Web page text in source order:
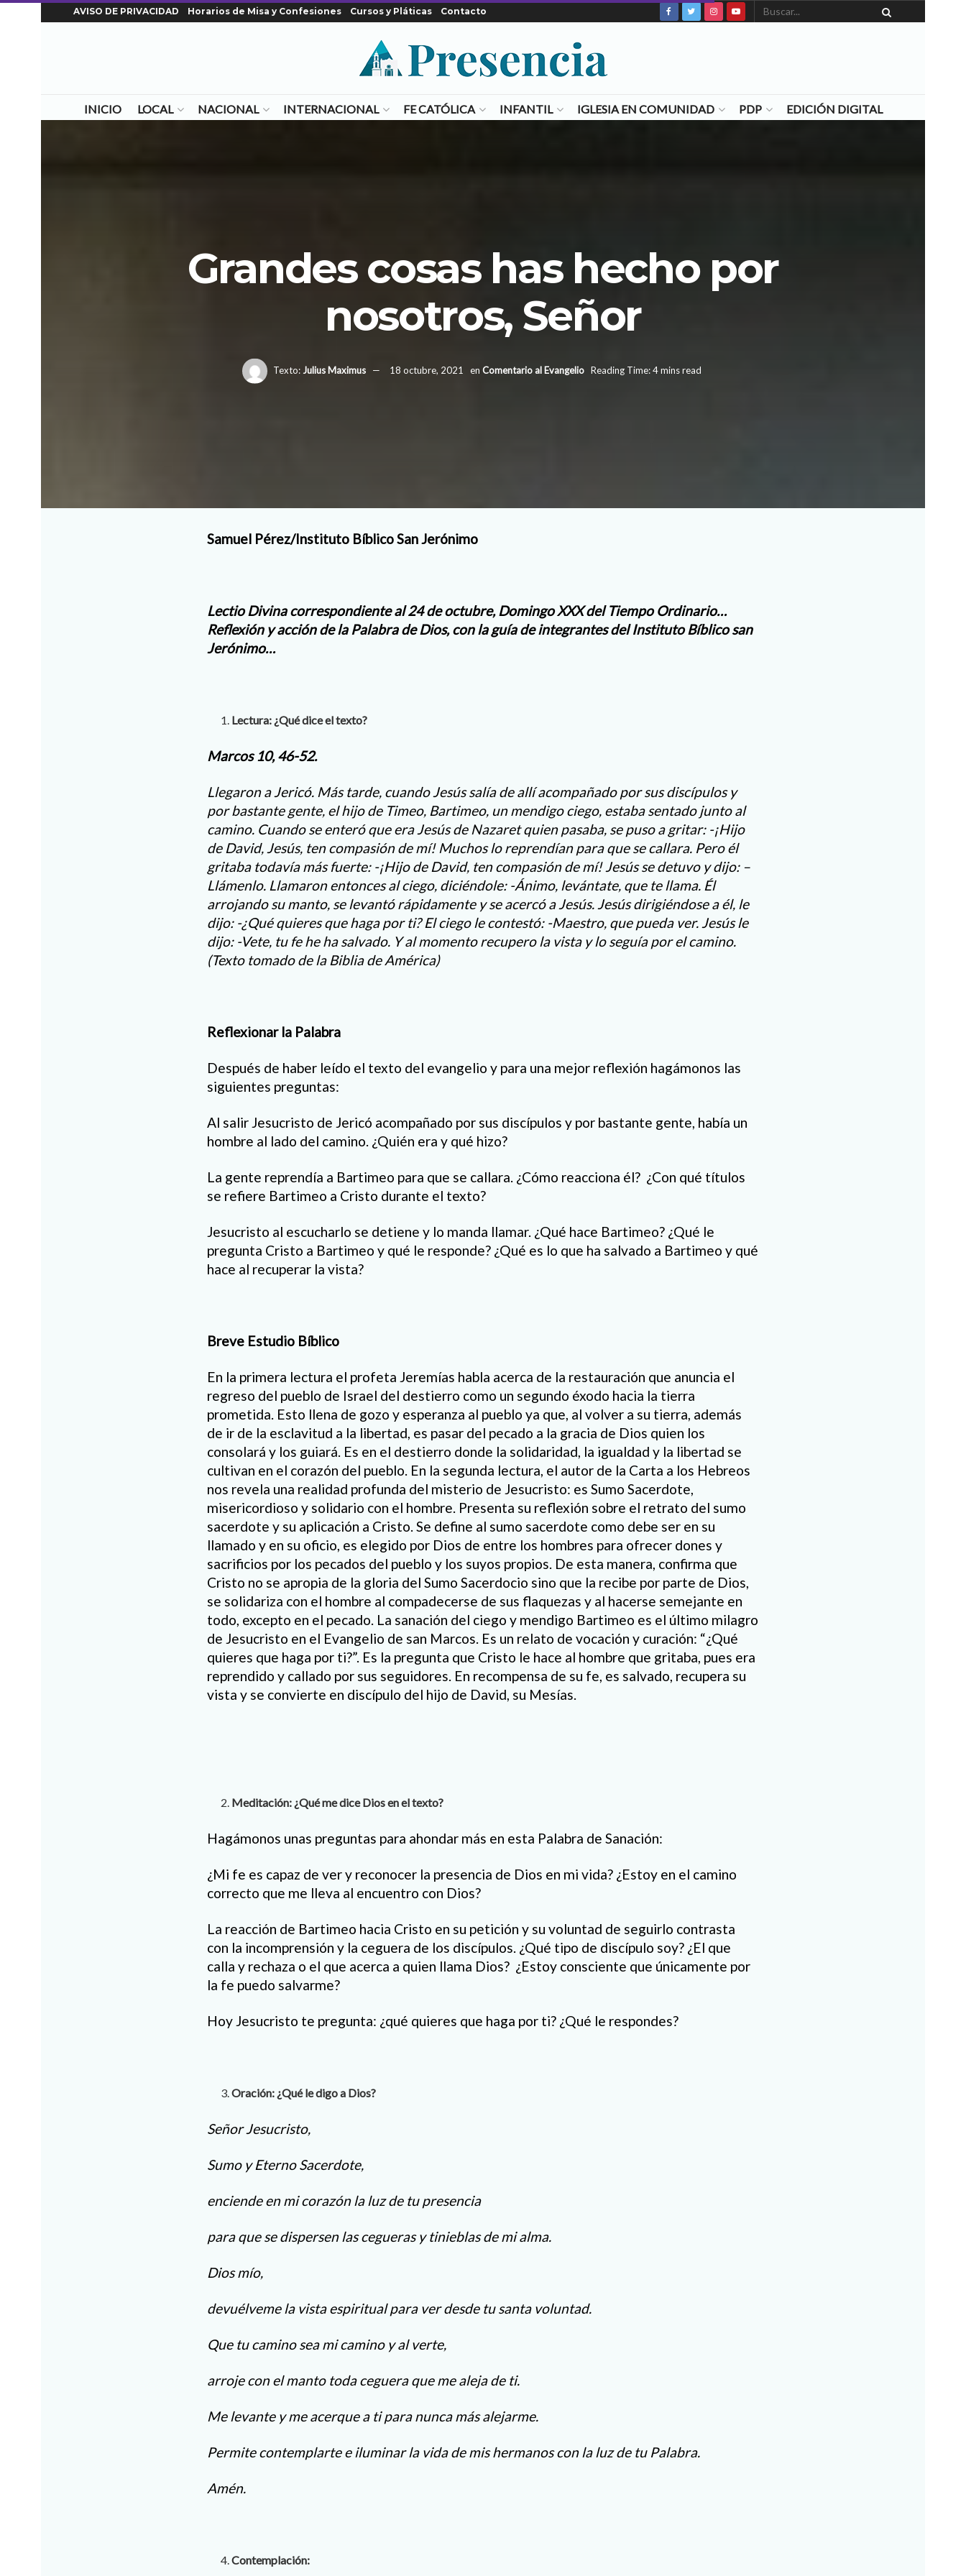
AVISO DE PRIVACIDAD Horarios de Misa y Confesiones Cursos y Pláticas Contacto
INICIO LOCAL NACIONAL INTERNACIONAL FE CATÓLICA INFANTIL IGLESIA EN COMUNIDAD PDP EDICIÓN DIGITAL
Grandes cosas has hecho por
nosotros, Señor
Texto: Julius Maximus 18 octubre, 2021 en Comentario al Evangelio Reading Time: 4 mins read
Samuel Pérez/Instituto Bíblico San Jerónimo
Lectio Divina correspondiente al 24 de octubre, Domingo XXX del Tiempo Ordinario…
Reflexión y acción de la Palabra de Dios, con la guía de integrantes del Instituto Bíblico san
Jerónimo…
Lectura: ¿Qué dice el texto?
Marcos 10, 46-52.
Llegaron a Jericó. Más tarde, cuando Jesús salía de allí acompañado por sus discípulos y
por bastante gente, el hijo de Timeo, Bartimeo, un mendigo ciego, estaba sentado junto al
camino. Cuando se enteró que era Jesús de Nazaret quien pasaba, se puso a gritar: -¡Hijo
de David, Jesús, ten compasión de mí! Muchos lo reprendían para que se callara. Pero él
gritaba todavía más fuerte: -¡Hijo de David, ten compasión de mí! Jesús se detuvo y dijo: –
Llámenlo. Llamaron entonces al ciego, diciéndole: -Ánimo, levántate, que te llama. Él
arrojando su manto, se levantó rápidamente y se acercó a Jesús. Jesús dirigiéndose a él, le
dijo: -¿Qué quieres que haga por ti? El ciego le contestó: -Maestro, que pueda ver. Jesús le
dijo: -Vete, tu fe he ha salvado. Y al momento recupero la vista y lo seguía por el camino.
(Texto tomado de la Biblia de América)
Reflexionar la Palabra
Después de haber leído el texto del evangelio y para una mejor reflexión hagámonos las
siguientes preguntas:
Al salir Jesucristo de Jericó acompañado por sus discípulos y por bastante gente, había un
hombre al lado del camino. ¿Quién era y qué hizo?
La gente reprendía a Bartimeo para que se callara. ¿Cómo reacciona él? ¿Con qué títulos
se refiere Bartimeo a Cristo durante el texto?
Jesucristo al escucharlo se detiene y lo manda llamar. ¿Qué hace Bartimeo? ¿Qué le
pregunta Cristo a Bartimeo y qué le responde? ¿Qué es lo que ha salvado a Bartimeo y qué
hace al recuperar la vista?
Breve Estudio Bíblico
En la primera lectura el profeta Jeremías habla acerca de la restauración que anuncia el
regreso del pueblo de Israel del destierro como un segundo éxodo hacia la tierra
prometida. Esto llena de gozo y esperanza al pueblo ya que, al volver a su tierra, además
de ir de la esclavitud a la libertad, es pasar del pecado a la gracia de Dios quien los
consolará y los guiará. Es en el destierro donde la solidaridad, la igualdad y la libertad se
cultivan en el corazón del pueblo. En la segunda lectura, el autor de la Carta a los Hebreos
nos revela una realidad profunda del misterio de Jesucristo: es Sumo Sacerdote,
misericordioso y solidario con el hombre. Presenta su reflexión sobre el retrato del sumo
sacerdote y su aplicación a Cristo. Se define al sumo sacerdote como debe ser en su
llamado y en su oficio, es elegido por Dios de entre los hombres para ofrecer dones y
sacrificios por los pecados del pueblo y los suyos propios. De esta manera, confirma que
Cristo no se apropia de la gloria del Sumo Sacerdocio sino que la recibe por parte de Dios,
se solidariza con el hombre al compadecerse de sus flaquezas y al hacerse semejante en
todo, excepto en el pecado. La sanación del ciego y mendigo Bartimeo es el último milagro
de Jesucristo en el Evangelio de san Marcos. Es un relato de vocación y curación: “¿Qué
quieres que haga por ti?”. Es la pregunta que Cristo le hace al hombre que gritaba, pues era
reprendido y callado por sus seguidores. En recompensa de su fe, es salvado, recupera su
vista y se convierte en discípulo del hijo de David, su Mesías.
Meditación: ¿Qué me dice Dios en el texto?
Hagámonos unas preguntas para ahondar más en esta Palabra de Sanación:
¿Mi fe es capaz de ver y reconocer la presencia de Dios en mi vida? ¿Estoy en el camino
correcto que me lleva al encuentro con Dios?
La reacción de Bartimeo hacia Cristo en su petición y su voluntad de seguirlo contrasta
con la incomprensión y la ceguera de los discípulos. ¿Qué tipo de discípulo soy? ¿El que
calla y rechaza o el que acerca a quien llama Dios? ¿Estoy consciente que únicamente por
la fe puedo salvarme?
Hoy Jesucristo te pregunta: ¿qué quieres que haga por ti? ¿Qué le respondes?
Oración: ¿Qué le digo a Dios?
Señor Jesucristo,
Sumo y Eterno Sacerdote,
enciende en mi corazón la luz de tu presencia
para que se dispersen las cegueras y tinieblas de mi alma.
Dios mío,
devuélveme la vista espiritual para ver desde tu santa voluntad.
Que tu camino sea mi camino y al verte,
arroje con el manto toda ceguera que me aleja de ti.
Me levante y me acerque a ti para nunca más alejarme.
Permite contemplarte e iluminar la vida de mis hermanos con la luz de tu Palabra.
Amén.
Contemplación: